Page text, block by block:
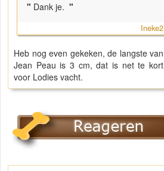
" Dank je. "
Ineke2
Heb nog even gekeken, de langste van
Jean Peau is 3 cm, dat is net te kort
voor Lodies vacht.